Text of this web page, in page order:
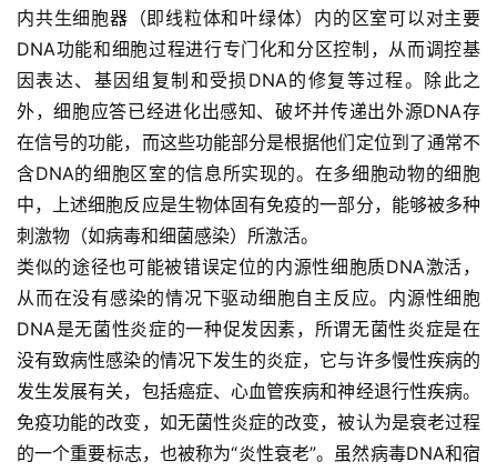
内共生细胞器（即线粒体和叶绿体）内的区室可以对主要
DNA功能和细胞过程进行专门化和分区控制，从而调控基
因表达、基因组复制和受损DNA的修复等过程。除此之
外，细胞应答已经进化出感知、破坏并传递出外源DNA存
在信号的功能，而这些功能部分是根据他们定位到了通常不
含DNA的细胞区室的信息所实现的。在多细胞动物的细胞
中，上述细胞反应是生物体固有免疫的一部分，能够被多种
刺激物（如病毒和细菌感染）所激活。
类似的途径也可能被错误定位的内源性细胞质DNA激活，
从而在没有感染的情况下驱动细胞自主反应。内源性细胞
DNA是无菌性炎症的一种促发因素，所谓无菌性炎症是在
没有致病性感染的情况下发生的炎症，它与许多慢性疾病的
发生发展有关，包括癌症、心血管疾病和神经退行性疾病。
免疫功能的改变，如无菌性炎症的改变，被认为是衰老过程
的一个重要标志，也被称为“炎性衰老”。虽然病毒DNA和宿